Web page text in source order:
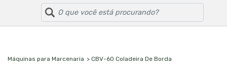
Máquinas para Marcenaria > CBV-60 Coladeira De Borda